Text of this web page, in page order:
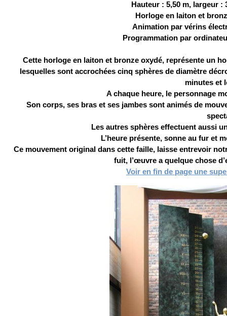
Hauteur : 5,50 m, largeur :
Horloge en laiton et
Animation par vérins
Programmation par
Cette horloge en laiton et bronze oxydé, représente un
lesquelles sont accrochées cinq sphères de diamètre
minutes et
A chaque heure, le personnage
Son corps, ses bras et ses jambes sont animés de
Les autres sphères effectuent aussi
L’heure présente, sonne au fur et
Ce mouvement original dans cette faille, laisse entrevoir
fuit, l’œuvre a quelque chose
Voir en fin de page une